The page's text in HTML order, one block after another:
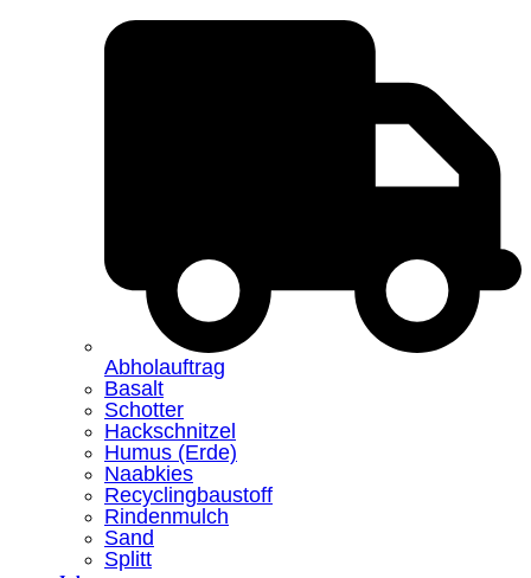
Abholauftrag
Basalt
Schotter
Hackschnitzel
Humus (Erde)
Naabkies
Recyclingbaustoff
Rindenmulch
Sand
Splitt